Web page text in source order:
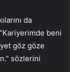
da
beni
göz göze
sözlerini